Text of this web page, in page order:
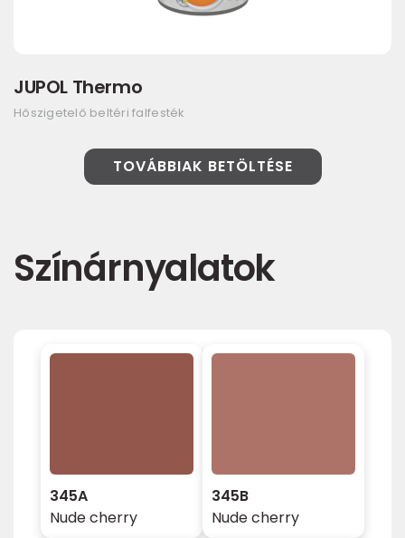
JUPOL Thermo
Hőszigetelő beltéri falfesték
TOVÁBBIAK BETÖLTÉSE
Színárnyalatok
345A
Nude cherry
345B
Nude cherry